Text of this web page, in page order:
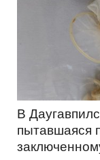
В
пытавшаяся